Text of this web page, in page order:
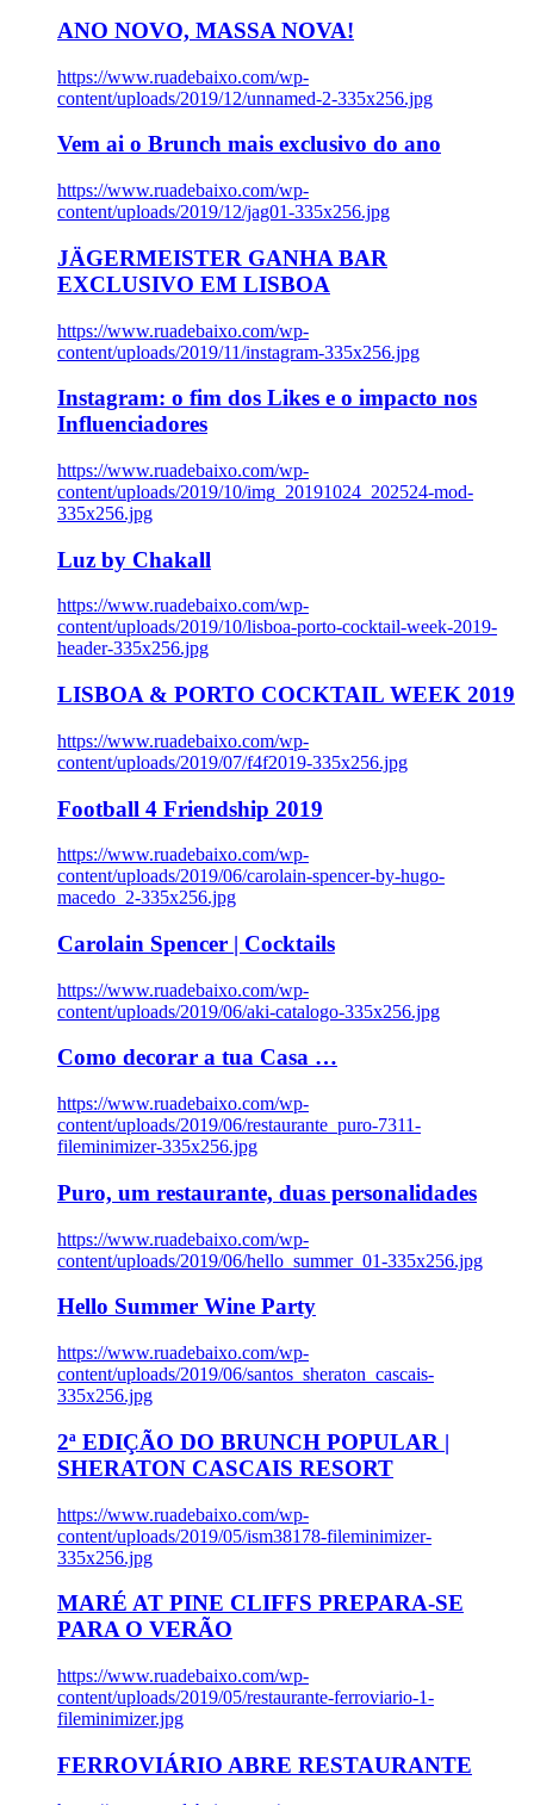
ANO NOVO, MASSA NOVA!
https://www.ruadebaixo.com/wp-
content/uploads/2019/12/unnamed-2-335x256.jpg
Vem ai o Brunch mais exclusivo do ano
https://www.ruadebaixo.com/wp-
content/uploads/2019/12/jag01-335x256.jpg
JÄGERMEISTER GANHA BAR
EXCLUSIVO EM LISBOA
https://www.ruadebaixo.com/wp-
content/uploads/2019/11/instagram-335x256.jpg
Instagram: o fim dos Likes e o impacto nos
Influenciadores
https://www.ruadebaixo.com/wp-
content/uploads/2019/10/img_20191024_202524-mod-
335x256.jpg
Luz by Chakall
https://www.ruadebaixo.com/wp-
content/uploads/2019/10/lisboa-porto-cocktail-week-2019-
header-335x256.jpg
LISBOA & PORTO COCKTAIL WEEK 2019
https://www.ruadebaixo.com/wp-
content/uploads/2019/07/f4f2019-335x256.jpg
Football 4 Friendship 2019
https://www.ruadebaixo.com/wp-
content/uploads/2019/06/carolain-spencer-by-hugo-
macedo_2-335x256.jpg
Carolain Spencer | Cocktails
https://www.ruadebaixo.com/wp-
content/uploads/2019/06/aki-catalogo-335x256.jpg
Como decorar a tua Casa …
https://www.ruadebaixo.com/wp-
content/uploads/2019/06/restaurante_puro-7311-
fileminimizer-335x256.jpg
Puro, um restaurante, duas personalidades
https://www.ruadebaixo.com/wp-
content/uploads/2019/06/hello_summer_01-335x256.jpg
Hello Summer Wine Party
https://www.ruadebaixo.com/wp-
content/uploads/2019/06/santos_sheraton_cascais-
335x256.jpg
2ª EDIÇÃO DO BRUNCH POPULAR |
SHERATON CASCAIS RESORT
https://www.ruadebaixo.com/wp-
content/uploads/2019/05/ism38178-fileminimizer-
335x256.jpg
MARÉ AT PINE CLIFFS PREPARA-SE
PARA O VERÃO
https://www.ruadebaixo.com/wp-
content/uploads/2019/05/restaurante-ferroviario-1-
fileminimizer.jpg
FERROVIÁRIO ABRE RESTAURANTE